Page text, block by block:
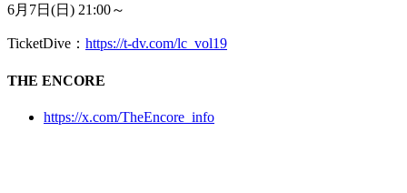
6月7日(日) 21:00～
TicketDive： https://t-dv.com/lc_vol19
THE ENCORE
https://x.com/TheEncore_info